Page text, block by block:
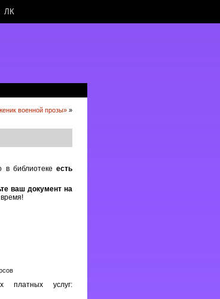
ЛК
военной прозы» »
библиотеке есть
ваш документ на
платных услуг: